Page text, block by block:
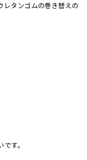
レタンゴムの巻き替えの
す。